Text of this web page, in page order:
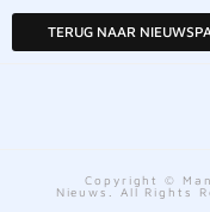
TERUG NAAR
Copyright ©
Nieuws. All Rights